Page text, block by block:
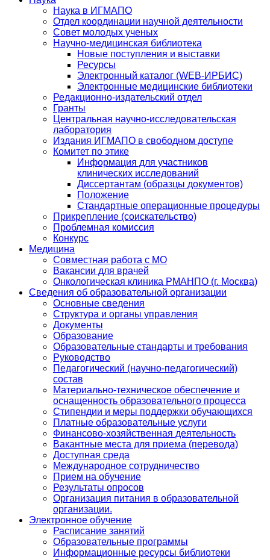
Наука в ИГМАПО
Отдел координации научной деятельности
Совет молодых ученых
Научно-медицинская библиотека
Новые поступления и выставки
Ресурсы
Электронный каталог (WEB-ИРБИС)
Электронные медицинские библиотеки
Редакционно-издательский отдел
Гранты
Центральная научно-исследовательская
лаборатория
Издания ИГМАПО в свободном доступе
Комитет по этике
Информация для участников
клинических исследований
Диссертантам (образцы документов)
Положение
Стандартные операционные процедуры
Прикрепление (соискательство)
Проблемная комиссия
Конкурс
Медицина
Совместная работа с МО
Вакансии для врачей
Онкологическая клиника РМАНПО (г. Москва)
Сведения об образовательной организации
Основные сведения
Структура и органы управления
Документы
Образование
Образовательные стандарты и требования
Руководство
Педагогический (научно-педагогический)
состав
Материально-техническое обеспечение и
оснащенность образовательного процесса
Стипендии и меры поддержки обучающихся
Платные образовательные услуги
Финансово-хозяйственная деятельность
Вакантные места для приема (перевода)
Доступная среда
Международное сотрудничество
Прием на обучение
Результаты опросов
Организация питания в образовательной
организации.
Электронное обучение
Расписание занятий
Образовательные программы
Информационные ресурсы библиотеки